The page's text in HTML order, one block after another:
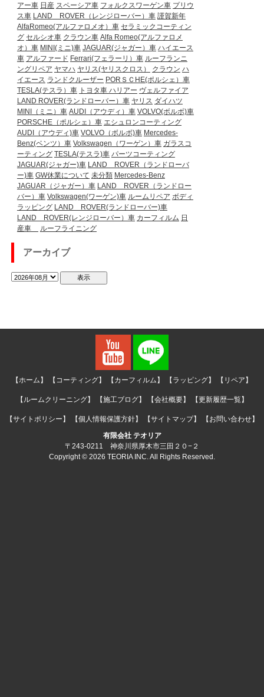
アー車 日産 スペーシア車 フォルクスワーゲン車 プリウ
ス車 LAND ROVER（レンジローバー）車 謹賀新年
AlfaRomeo(アルファロメオ）車 セラミックコーティン
グ セルシオ車 クラウン車 Alfa Romeo(アルファロメ
オ）車 MINI(ミニ)車 JAGUAR(ジャガー）車 ハイエース
車 アルファード Ferrari(フェラーリ）車 ルーフランニ
ングリペア ヤマハ ヤリス(ヤリスクロス） クラウン ハ
イエース ランドクルーザー PORＳＣHE(ポルシェ）車
TESLA(テスラ）車 トヨタ車 ハリアー ヴェルファイア
LAND ROVER(ランドローバー）車 ヤリス ダイハツ
MINI（ミニ）車 AUDI（アウディ）車 VOLVO(ボルボ)車
PORSCHE（ポルシェ）車 エシュロンコーティング
AUDI（アウディ)車 VOLVO（ボルボ)車 Mercedes-
Benz(ベンツ）車 Volkswagen（ワーゲン）車 ガラスコ
ーティング TESLA(テスラ)車 パーツコーティング
JAGUAR(ジャガー)車 LAND ROVER（ランドローバ
ー)車 GW休業について 未分類 Mercedes-Benz
JAGUAR（ジャガー）車 LAND ROVER（ランドロー
バー）車 Volkswagen(ワーゲン)車 ルームリペア ボディ
ラッピング LAND ROVER(ランドローバー)車
LAND ROVER(レンジローバー）車 カーフィルム 日
産車
ルーフライニング
アーカイブ
【ホーム】 【コーティング】 【カーフィルム】 【ラッピング】 【リペア】
【ルームクリーニング】 【施工ブログ】 【会社概要】 【更新履歴一覧】
【サイトポリシー】 【個人情報保護方針】 【サイトマップ】
【お問い合わせ】
有限会社 テオリア
〒243-0211 神奈川県厚木市三田２０−２
Copyright © 2026 TEORIA INC. All Rights Reserved.